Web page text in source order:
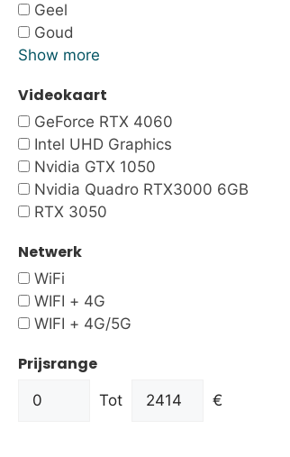
Geel
Goud
Show more
Videokaart
GeForce RTX 4060
Intel UHD Graphics
Nvidia GTX 1050
Nvidia Quadro RTX3000 6GB
RTX 3050
Netwerk
WiFi
WIFI + 4G
WIFI + 4G/5G
Prijsrange
Tot €